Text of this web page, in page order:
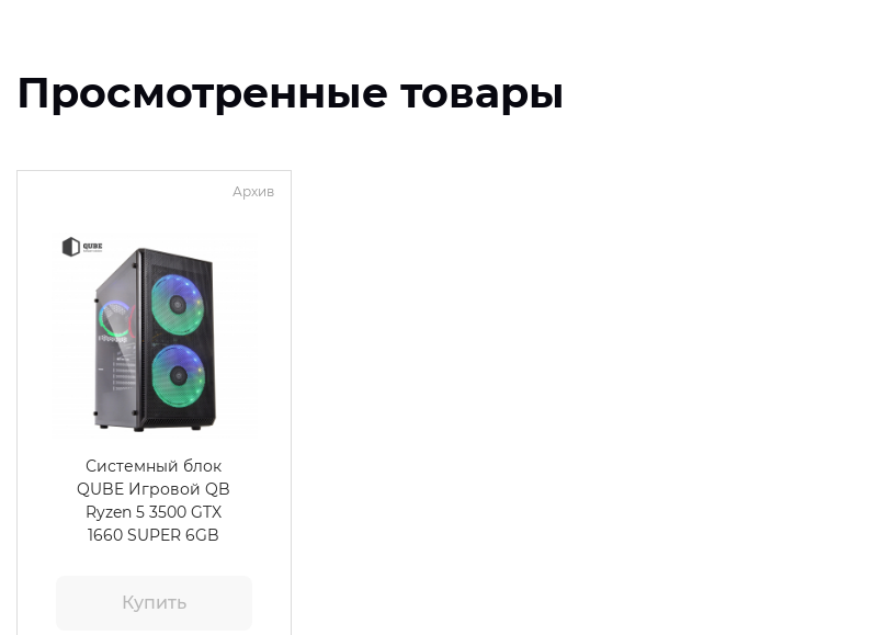
Просмотренные товары
Архив
Системный блок
QUBE Игровой QB
Ryzen 5 3500 GTX
1660 SUPER 6GB
Купить